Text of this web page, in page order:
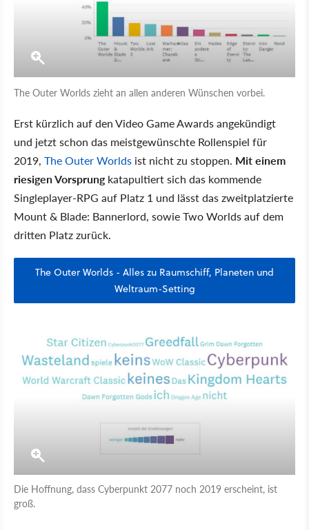
The Outer Worlds zieht an allen anderen Wünschen vorbei.
Erst kürzlich auf den Video Game Awards angekündigt
und jetzt schon das meistgewünschte Rollenspiel für
2019, The Outer Worlds ist nicht zu stoppen. Mit einem
riesigen Vorsprungkatapultiert sich das kommende
Singleplayer-RPG auf Platz 1 und lässt das zweitplatzierte
Mount & Blade: Bannerlord, sowie Two Worlds auf dem
dritten Platz zurück.
The Outer Worlds - Alles zu Raumschiff, Planeten und
Weltraum-Setting
Die Hoffnung, dass Cyberpunkt 2077 noch 2019 erscheint, ist
groß.